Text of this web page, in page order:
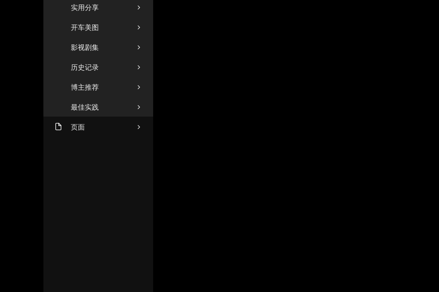
实用分享
开车美图
影视剧集
历史记录
博主推荐
最佳实践
页面